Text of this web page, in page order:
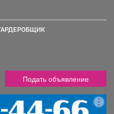
Подать объявление